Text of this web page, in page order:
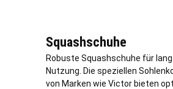
Squashschuhe
Robuste Squashschuhe für
Nutzung. Die speziellen
von Marken wie Victor bieten